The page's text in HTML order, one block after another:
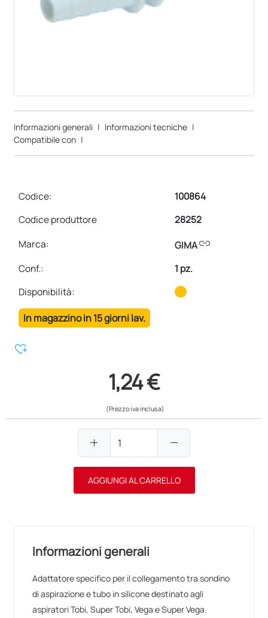
Informazioni generali | Informazioni tecniche |
Compatibile con |
Codice:
100864
Codice produttore
28252
Marca:
GIMAlink
Conf.:
1 pz.
Disponibilità:
In magazzino in 15 giorni lav.
heart_plus
1,24 €
(Prezzo iva inclusa)
add remove
AGGIUNGI AL CARRELLO
Informazioni generali
Adattatore specifico per il collegamento tra sondino
di aspirazione e tubo in silicone destinato agli
aspiratori Tobi, Super Tobi, Vega e Super Vega.